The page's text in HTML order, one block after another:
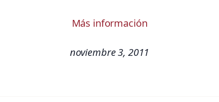
Más información
noviembre 3, 2011